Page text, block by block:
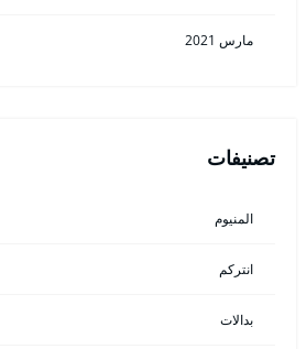
مارس 2021
تصنيفات
المنيوم
انتركم
بدالات